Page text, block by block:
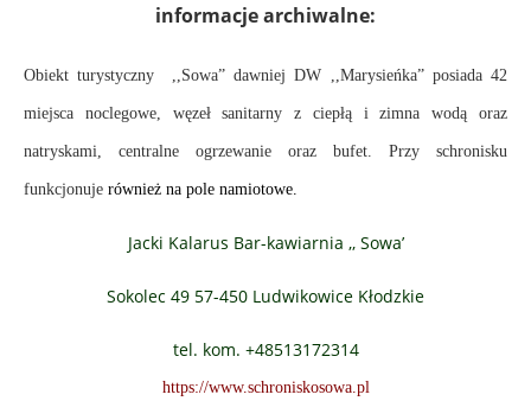
informacje archiwalne:
Obiektturystyczny ,, Sowa” dawniej DW ,,Marysieńka” posiada 42
miejsca noclegowe, węzeł sanitarny z ciepłą i zimna wodą oraz
natryskami, centralne ogrzewanie oraz bufet. Przy schronisku
funkcjonuje również na pole namiotowe.
Jacki Kalarus Bar-kawiarnia ,, Sowa’
Sokolec 49 57-450 Ludwikowice Kłodzkie
tel. kom. +48513172314
https://www.schroniskosowa.pl